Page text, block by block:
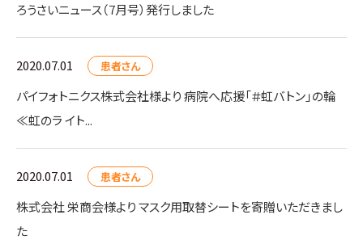
ろうさいニュース（7月号）発行しました
2020.07.01 患者さん
パイフォトニクス株式会社様より 病院へ応援「＃虹バトン」の輪
≪虹のラ イト...
2020.07.01 患者さん
株式会社 栄商会様より マスク用取替シートを寄贈いただきまし
た